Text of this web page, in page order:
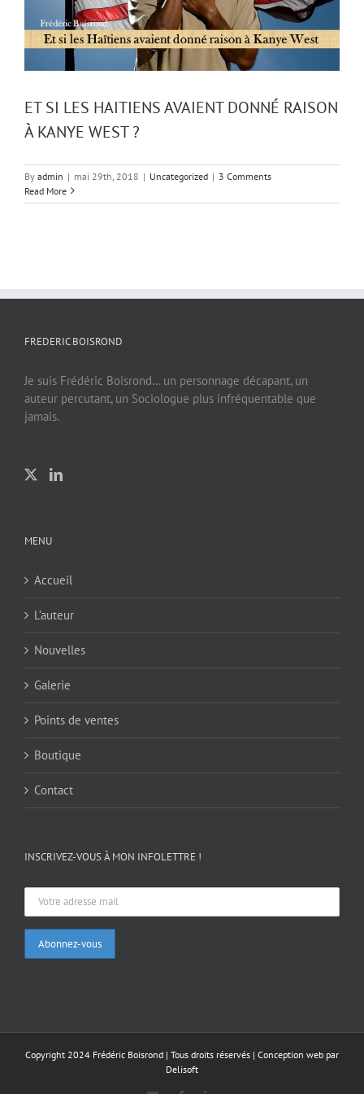
ET SI LES HAITIENS AVAIENT DONNÉ RAISON
À KANYE WEST ?
By admin | mai 29th, 2018 | Uncategorized | 3 Comments
Read More
FREDERIC BOISROND
Je suis Frédéric Boisrond… un personnage décapant, un
auteur percutant, un Sociologue plus infréquentable que
jamais.
MENU
Accueil
L’auteur
Nouvelles
Galerie
Points de ventes
Boutique
Contact
INSCRIVEZ-VOUS À MON INFOLETTRE !
Copyright 2024 Frédéric Boisrond | Tous droits réservés | Conception web par
Delisoft